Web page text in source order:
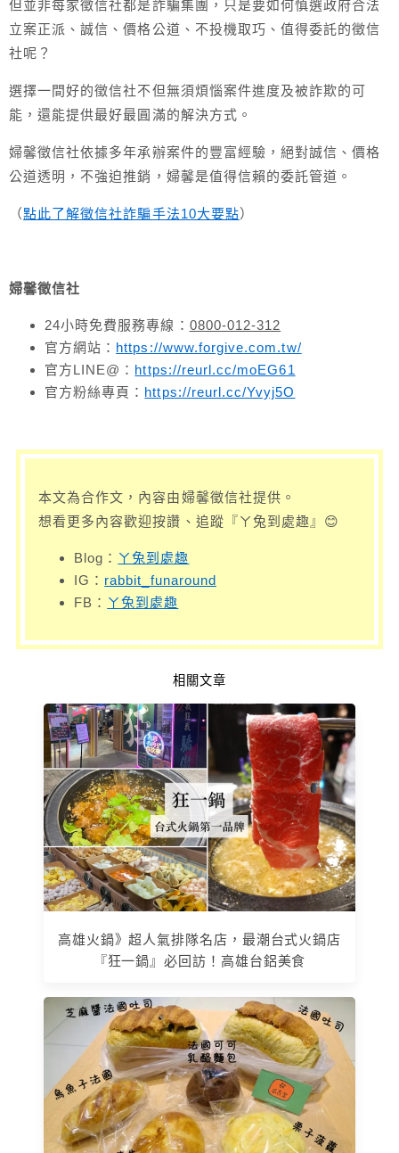
但並非每家徵信社都是詐騙集團，只是要如何慎選政府合法
立案正派、誠信、價格公道、不投機取巧、值得委託的徵信
社呢？
選擇一間好的徵信社不但無須煩惱案件進度及被詐欺的可
能，還能提供最好最圓滿的解決方式。
婦馨徵信社依據多年承辦案件的豐富經驗，絕對誠信、價格
公道透明，不強迫推銷，婦馨是值得信賴的委託管道。
（點此了解徵信社詐騙手法10大要點）
婦馨徵信社
24小時免費服務專線： 0800-012-312
官方網站： https://www.forgive.com.tw/
官方LINE@： https://reurl.cc/moEG61
官方粉絲專頁： https://reurl.cc/Yvyj5O
本文為合作文，內容由婦馨徵信社提供。
想看更多內容歡迎按讚、追蹤『ㄚ兔到處趣』😊
Blog： ㄚ兔到處趣
IG： rabbit_funaround
FB： ㄚ兔到處趣
相關文章
高雄火鍋》超人氣排隊名店，最潮台式火鍋店
『狂一鍋』必回訪！高雄台鋁美食